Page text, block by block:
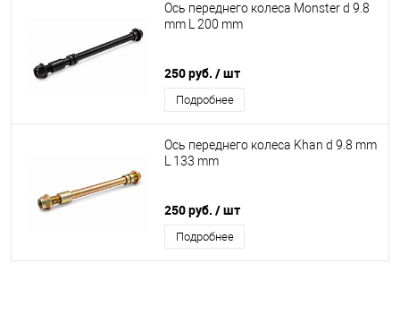
Ось переднего колеса Monster d 9.8
mm L 200 mm
250 руб. / шт
Подробнее
Ось переднего колеса Khan d 9.8 mm
L 133 mm
250 руб. / шт
Подробнее